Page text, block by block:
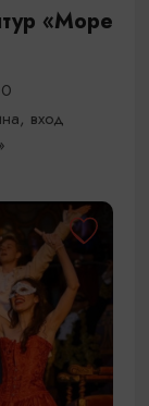
«Море
вход